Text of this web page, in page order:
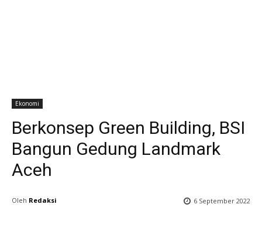
Ekonomi
Berkonsep Green Building, BSI
Bangun Gedung Landmark
Aceh
Oleh Redaksi 6 September 2022